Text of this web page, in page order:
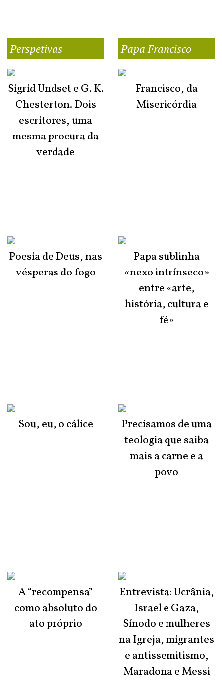
Perspetivas
Sigrid Undset e G. K.
Chesterton. Dois
escritores, uma
mesma procura da
verdade
Poesia de Deus, nas
vésperas do fogo
Sou, eu, o cálice
A “recompensa”
como absoluto do
ato próprio
Papa Francisco
Francisco, da
Misericórdia
Papa sublinha
«nexo intrínseco»
entre «arte,
história, cultura e
fé»
Precisamos de uma
teologia que saiba
mais a carne e a
povo
Entrevista: Ucrânia,
Israel e Gaza,
Sínodo e mulheres
na Igreja, migrantes
e antissemitismo,
Maradona e Messi